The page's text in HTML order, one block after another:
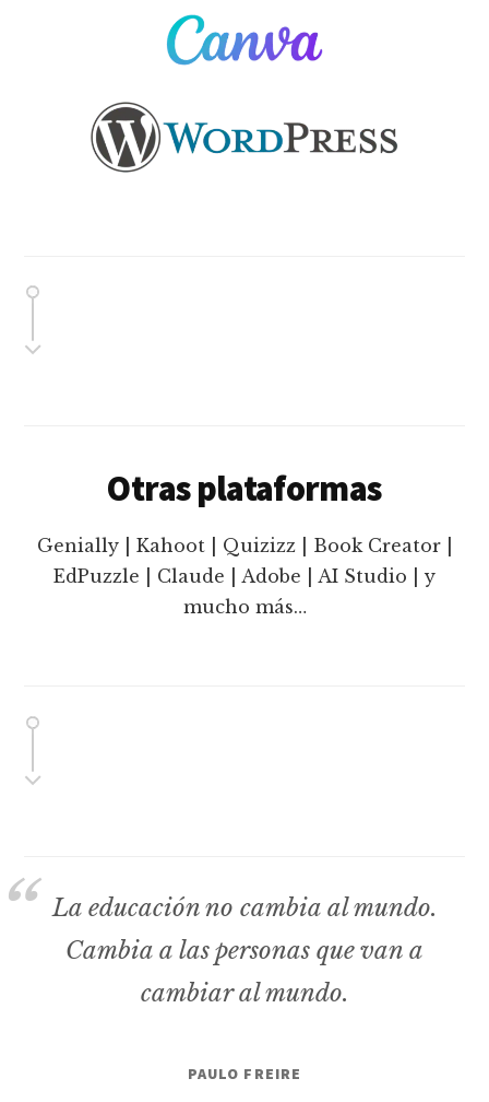
Otras plataformas
Genially | Kahoot | Quizizz | Book Creator |
EdPuzzle | Claude | Adobe | AI Studio | y
mucho más…
La educación no cambia al mundo.
Cambia a las personas que van a
cambiar al mundo.
PAULO FREIRE